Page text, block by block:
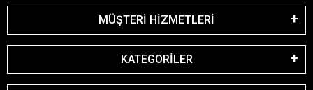
MÜŞTERİ HİZMETLERİ
KATEGORİLER